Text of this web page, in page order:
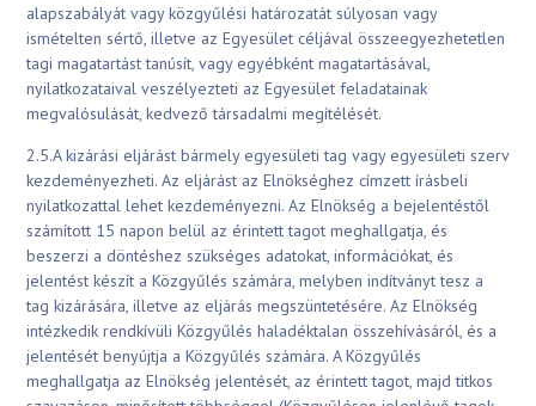
alapszabályát vagy közgyűlési határozatát súlyosan vagy
ismételten sértő, illetve az Egyesület céljával összeegyezhetetlen
tagi magatartást tanúsít, vagy egyébként magatartásával,
nyilatkozataival veszélyezteti az Egyesület feladatainak
megvalósulását, kedvező társadalmi megítélését.
2.5.A kizárási eljárást bármely egyesületi tag vagy egyesületi szerv
kezdeményezheti. Az eljárást az Elnökséghez címzett írásbeli
nyilatkozattal lehet kezdeményezni. Az Elnökség a bejelentéstől
számított 15 napon belül az érintett tagot meghallgatja, és
beszerzi a döntéshez szükséges adatokat, információkat, és
jelentést készít a Közgyűlés számára, melyben indítványt tesz a
tag kizárására, illetve az eljárás megszüntetésére. Az Elnökség
intézkedik rendkívüli Közgyűlés haladéktalan összehívásáról, és a
jelentését benyújtja a Közgyűlés számára. A Közgyűlés
meghallgatja az Elnökség jelentését, az érintett tagot, majd titkos